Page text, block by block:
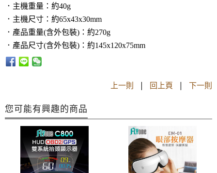
．主機重量：約40g
．主機尺寸：約65x43x30mm
． 產品重量(含外包裝)：約270g
． 產品尺寸(含外包裝)：約145x120x75mm
上一則 | 回上頁 | 下一則
您可能有興趣的商品